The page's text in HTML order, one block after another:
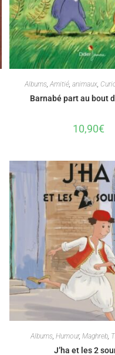
Albums, Amitié, animaux,
Barnabé part au bout
10,90€
Albums ,Humour,Maghreb
J’ha et les 2